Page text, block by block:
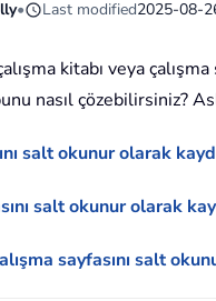
• Last modified2025-08-
kitabı veya
nasıl çözebilirsiniz?
salt okunur olarak
salt okunur olarak
sayfasını salt